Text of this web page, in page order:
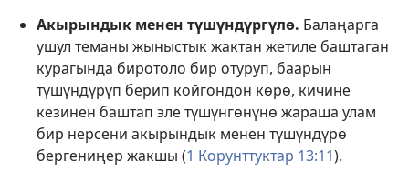
Акырындык менен түшүндүргүлө. Балаңарга
ушул теманы жыныстык жактан жетиле баштаган
курагында биротоло бир отуруп, баарын
түшүндүрүп берип койгондон көрө, кичине
кезинен баштап эле түшүнгөнүнө жараша улам
бир нерсени акырындык менен түшүндүрө
бергениңер жакшы (1 Корунттуктар 13:11).